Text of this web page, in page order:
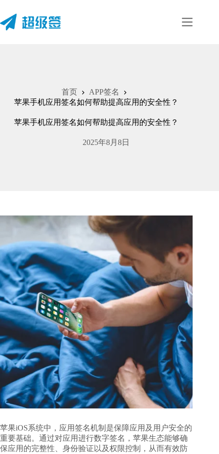
内
首页
APP签名
苹果手机应用签名如何帮助提高应用的安全性？
苹果手机应用签名如何帮助提高应用的安全性？
2025年8月8日
苹果iOS系统中，应用签名机制是保障应用及用户安全的
重要基础。通过对应用进行数字签名，苹果生态能够确
保应用的完整性、身份验证以及权限控制，从而有效防